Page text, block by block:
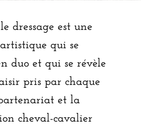
dressage est une
qui se
duo et qui se révèle
pris par chaque
et la
cheval-cavalier